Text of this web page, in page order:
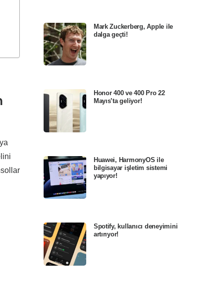
Mark Zuckerberg, Apple ile
dalga geçti!
Honor 400 ve 400 Pro 22
Mayıs’ta geliyor!
Huawei, HarmonyOS ile
bilgisayar işletim sistemi
yapıyor!
Spotify, kullanıcı deneyimini
artırıyor!